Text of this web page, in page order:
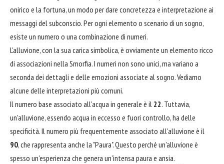
onirico e la fortuna, un modo per dare concretezza e interpretazione ai
messaggi del subconscio. Per ogni elemento o scenario di un sogno,
esiste un numero o una combinazione di numeri.
L'alluvione, con la sua carica simbolica, è ovviamente un elemento ricco
di associazioni nella Smorfia. I numeri non sono unici, ma variano a
seconda dei dettagli e delle emozioni associate al sogno. Vediamo
alcune delle interpretazioni più comuni.
Il numero base associato all'acqua in generale è il 22. Tuttavia,
un'alluvione, essendo acqua in eccesso e fuori controllo, ha delle
specificità. Il numero più frequentemente associato all'alluvione è il
90, che rappresenta anche la "Paura". Questo perché un'alluvione è
spesso un'esperienza che genera un'intensa paura e ansia.